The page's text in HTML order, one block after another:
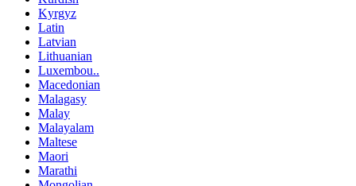
Kyrgyz
Latin
Latvian
Lithuanian
Luxembou..
Macedonian
Malagasy
Malay
Malayalam
Maltese
Maori
Marathi